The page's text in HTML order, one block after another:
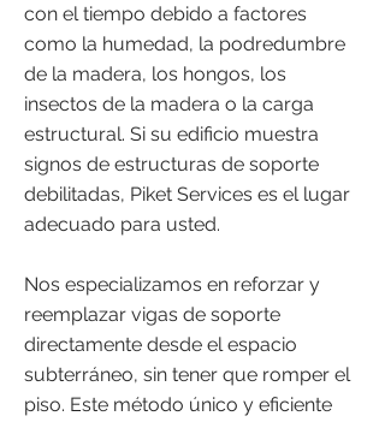
con el tiempo debido a factores
como la humedad, la podredumbre
de la madera, los hongos, los
insectos de la madera o la carga
estructural. Si su edificio muestra
signos de estructuras de soporte
debilitadas, Piket Services es el lugar
adecuado para usted.
Nos especializamos en reforzar y
reemplazar vigas de soporte
directamente desde el espacio
subterráneo, sin tener que romper el
piso. Este método único y eficiente